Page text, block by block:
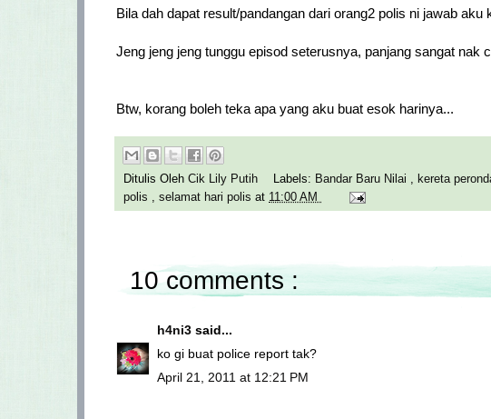
Bila dah dapat result/pandangan dari orang2 polis ni jawab aku
Jeng jeng jeng tunggu episod seterusnya, panjang sangat nak
Btw, korang boleh teka apa yang aku buat esok harinya...
Ditulis Oleh Cik Lily Putih Labels: Bandar Baru Nilai , kereta
polis , selamat hari polis at 11:00 AM
10 comments :
h4ni3 said...
ko gi buat police report tak?
April 21, 2011 at 12:21 PM